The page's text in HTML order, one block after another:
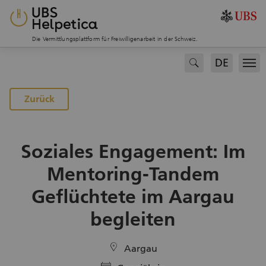
Die Vermittlungsplattform für Freiwilligenarbeit in der Schweiz.
search DE
Zurück
Soziales Engagement: Im
Mentoring-Tandem
Geflüchtete im Aargau
begleiten
location Aargau